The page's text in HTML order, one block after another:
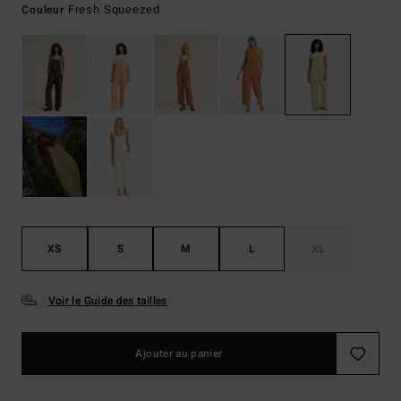
Couleur Fresh Squeezed
XS S M L XL
Voir le Guide des tailles
Ajouter au panier